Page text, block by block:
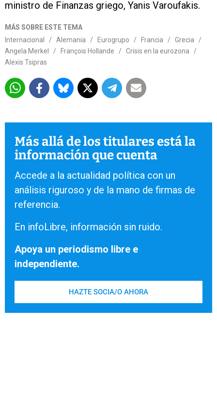
ministro de Finanzas griego, Yanis Varoufakis.
MÁS SOBRE ESTE TEMA
Internacional
/ Alemania / Eurogrupo / Francia / Grecia
/
Angela Merkel
/ François Hollande / Crisis en la eurozona
/
Alexis Tsipras
Más allá de los titulares está la
información que cuenta
Accede a la actualidad política con un
análisis riguroso y de la mano de firmas de
referencia.
En infoLibre, información sin ruido.
Apoya un periodismo libre e
independiente.
HAZTE SOCIA/O AHORA